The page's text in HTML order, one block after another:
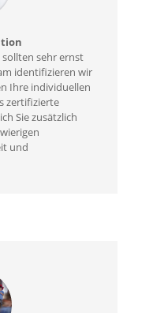
sehr ernst
identifizieren wir
Ihre individuellen
zertifizierte
Sie zusätzlich
und